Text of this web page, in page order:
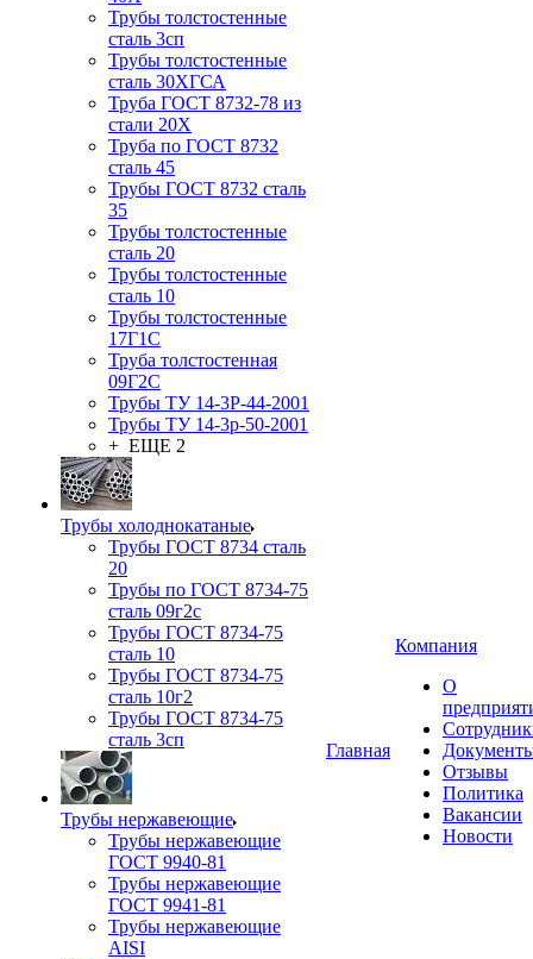
Трубы толстостенные
сталь 3сп
Трубы толстостенные
сталь 30ХГСА
Труба ГОСТ 8732-78 из
стали 20Х
Труба по ГОСТ 8732
сталь 45
Трубы ГОСТ 8732 сталь
35
Трубы толстостенные
сталь 20
Трубы толстостенные
сталь 10
Трубы толстостенные
17Г1С
Труба толстостенная
09Г2С
Трубы ТУ 14-3Р-44-2001
Трубы ТУ 14-3р-50-2001
+ ЕЩЕ 2
Трубы холоднокатаные
Трубы ГОСТ 8734 сталь
20
Трубы по ГОСТ 8734-75
сталь 09г2с
Трубы ГОСТ 8734-75
сталь 10
Трубы ГОСТ 8734-75
сталь 10г2
Трубы ГОСТ 8734-75
сталь 3сп
Трубы нержавеющие
Трубы нержавеющие
ГОСТ 9940-81
Трубы нержавеющие
ГОСТ 9941-81
Трубы нержавеющие
AISI
Главная
Компания
О
Отзывы
Политика
Вакансии
Новости